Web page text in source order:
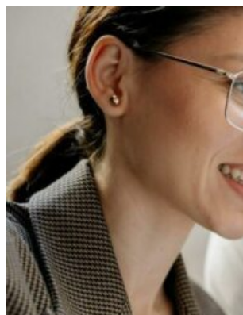
содержимому